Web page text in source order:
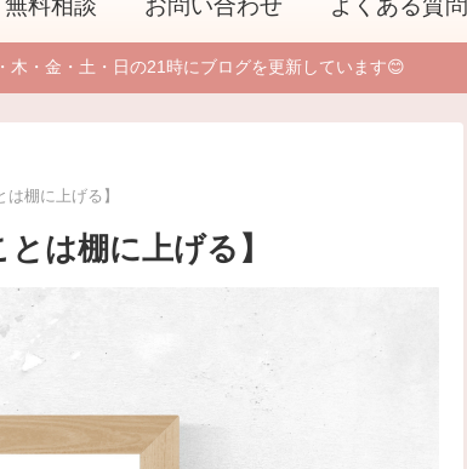
無料相談 お問い合わせ よくある質問
木・金・土・日の21時にブログを更新しています😊
棚に上げる】
は棚に上げる】